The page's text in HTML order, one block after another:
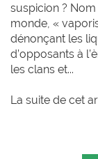
suspicion ?
monde, «
dénonçant les
d’opposants à
les clans et...
La suite de cet